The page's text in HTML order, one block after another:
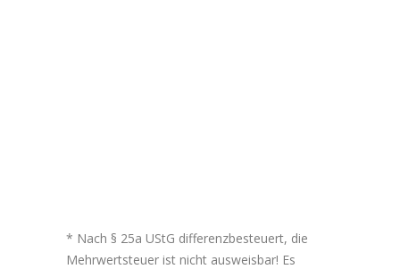
* Nach § 25a UStG differenzbesteuert, die
Mehrwertsteuer ist nicht ausweisbar! Es